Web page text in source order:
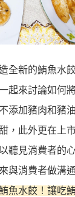
全新的鮪魚水
起來討論如何
添加豬肉和豬
，此外更在上
聽見消費者的
與消費者做溝通
魚水餃！讓吃